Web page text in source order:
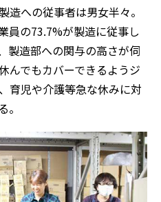
造への従事者は男女半々。
員の73.7%が製造に従事し
製造部への関与の高さが伺
んでもカバーできるようジ
育児や介護等急な休みに対